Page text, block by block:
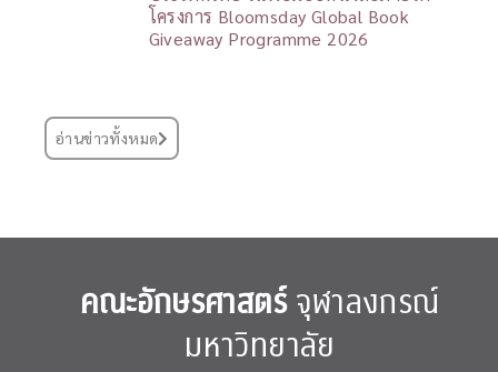
โครงการ Bloomsday Global Book
Giveaway Programme 2026
อ่านข่าวทั้งหมด
คณะอักษรศาสตร์จุฬาลงกรณ์
มหาวิทยาลัย